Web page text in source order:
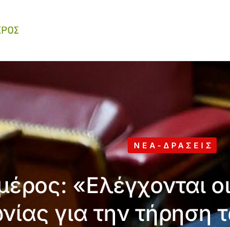
ΝΈΑ-ΔΡΆΣΕΙΣ
«Ελέγχονται
για την τήρηση